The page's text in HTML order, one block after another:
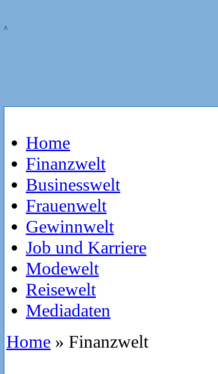
^
Home
Finanzwelt
Businesswelt
Frauenwelt
Gewinnwelt
Job und Karriere
Modewelt
Reisewelt
Mediadaten
Home » Finanzwelt